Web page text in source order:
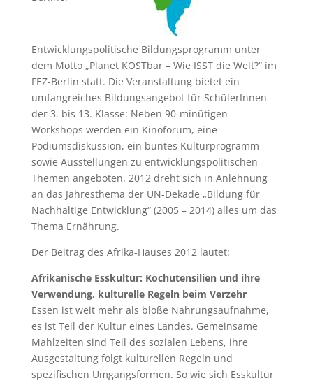
Entwicklungspolitische Bildungsprogramm unter
dem Motto „Planet KOSTbar – Wie ISST die Welt?“ im
FEZ-Berlin statt. Die Veranstaltung bietet ein
umfangreiches Bildungsangebot für SchülerInnen
der 3. bis 13. Klasse: Neben 90-minütigen
Workshops werden ein Kinoforum, eine
Podiumsdiskussion, ein buntes Kulturprogramm
sowie Ausstellungen zu entwicklungspolitischen
Themen angeboten. 2012 dreht sich in Anlehnung
an das Jahresthema der UN-Dekade „Bildung für
Nachhaltige Entwicklung“ (2005 – 2014) alles um das
Thema Ernährung.
Der Beitrag des Afrika-Hauses 2012 lautet:
Afrikanische Esskultur: Kochutensilien und ihre
Verwendung, kulturelle Regeln beim Verzehr
Essen ist weit mehr als bloße Nahrungsaufnahme,
es ist Teil der Kultur eines Landes. Gemeinsame
Mahlzeiten sind Teil des sozialen Lebens, ihre
Ausgestaltung folgt kulturellen Regeln und
spezifischen Umgangsformen. So wie sich Esskultur